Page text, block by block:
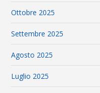
Ottobre 2025
Settembre 2025
Agosto 2025
Luglio 2025